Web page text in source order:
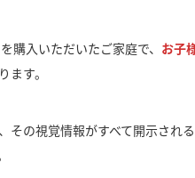
を購入いただいたご家庭で、 お子
ます。
その視覚情報がすべて開示され